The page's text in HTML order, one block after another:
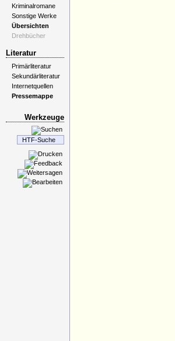
Kriminalromane
Sonstige Werke
Übersichten
Drehbücher
Literatur
Primärliteratur
Sekundärliteratur
Internetquellen
Pressemappe
Werkzeuge